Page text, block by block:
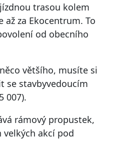
trasou kolem
za Ekocentrum. To
od obecního
většího, musíte si
se stavbyvedoucím
007).
rámový propustek,
velkých akcí pod